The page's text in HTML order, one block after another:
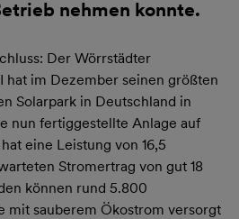
nehmen konnte.
Der Wörrstädter
im Dezember seinen größten
Solarpark in Deutschland in
nun fertiggestellte Anlage auf
eine Leistung von 16,5
Stromertrag von gut 18
können rund 5.800
mit sauberem Ökostrom versorgt